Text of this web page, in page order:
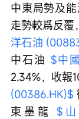
中東局勢及
走勢較爲反覆
洋石油
中石油 $中
2.34%，收報
(00386.HK)$
東墨龍 $山